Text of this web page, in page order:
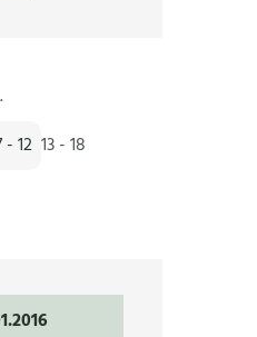
- 12 13 - 18